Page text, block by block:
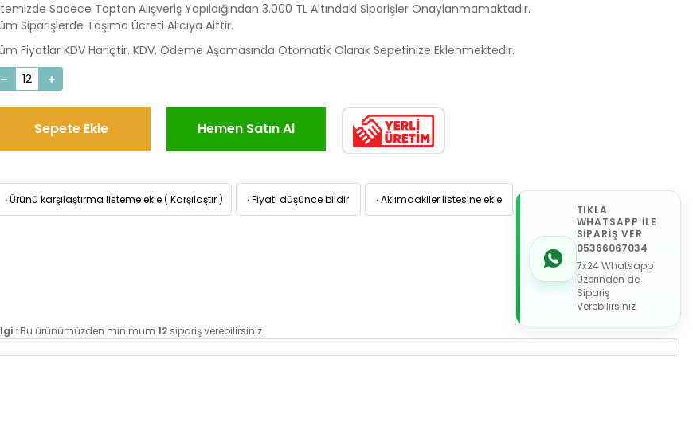
Sadece Toptan Alışveriş Yapıldığından 3.000 TL Altındaki Siparişler Onaylanmamaktadır.
Siparişlerde Taşıma Ücreti Alıcıya Aittir.
Fiyatlar KDV Hariçtir. KDV, Ödeme Aşamasında Otomatik Olarak Sepetinize Eklenmektedir.
Sepete Ekle Hemen Satın Al
·Ürünü karşılaştırma listeme ekle ( Karşılaştır ) ·Fiyatı düşünce bildir ·Aklımdakiler listesine ekle
TIKLA
WHATSAPP İLE
SİPARİŞ VER
05366067034
7x24 Whatsapp
Üzerinden de
Sipariş
Verebilirsiniz.
: Bu ürünümüzden minimum 12 sipariş verebilirsiniz.